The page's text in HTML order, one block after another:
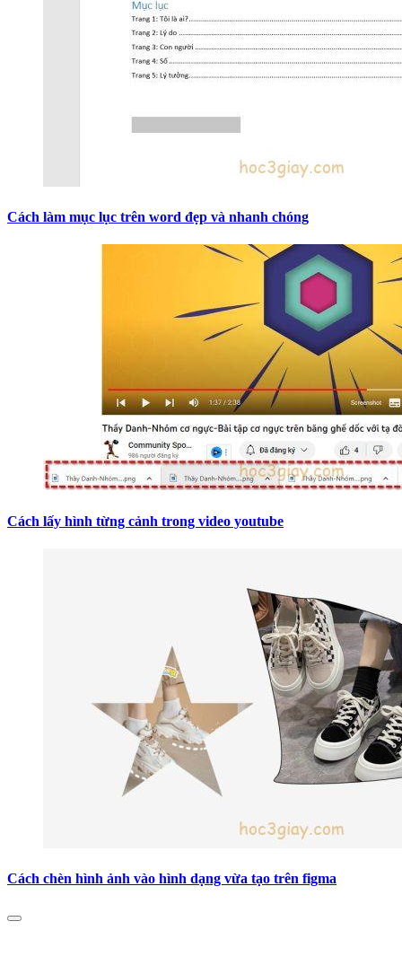
Cách làm mục lục trên word đẹp và nhanh chóng
Cách lấy hình từng cảnh trong video youtube
Cách chèn hình ảnh vào hình dạng vừa tạo trên figma